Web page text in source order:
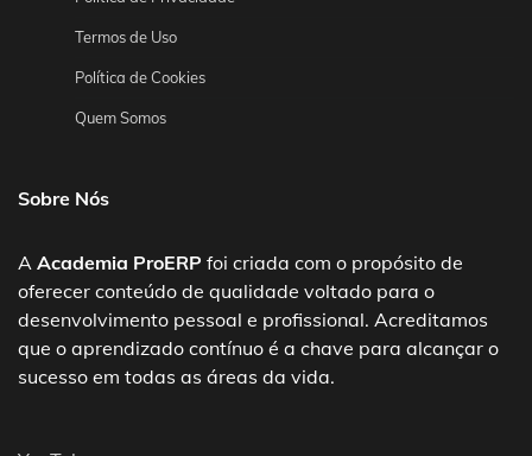
Termos de Uso
Política de Cookies
Quem Somos
Sobre Nós
A Academia ProERP foi criada com o propósito de
oferecer conteúdo de qualidade voltado para o
desenvolvimento pessoal e profissional. Acreditamos
que o aprendizado contínuo é a chave para alcançar o
sucesso em todas as áreas da vida.